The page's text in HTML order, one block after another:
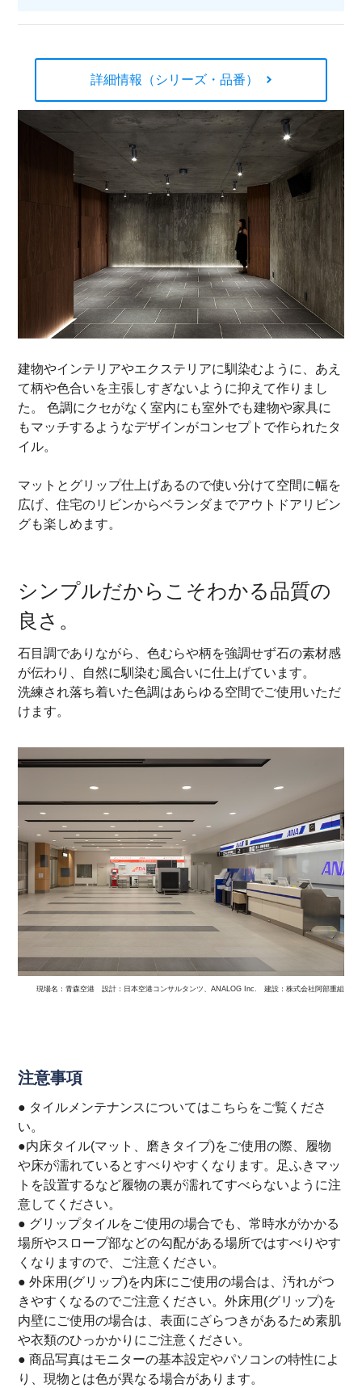
詳細情報（シリーズ・品番）
建物やインテリアやエクステリアに馴染むように、あえ
て柄や色合いを主張しすぎないように抑えて作りまし
た。 色調にクセがなく室内にも室外でも建物や家具に
もマッチするようなデザインがコンセプトで作られたタ
イル。
マットとグリップ仕上げあるので使い分けて空間に幅を
広げ、住宅のリビンからベランダまでアウトドアリビン
グも楽しめます。
シンプルだからこそわかる品質の
良さ。
石目調でありながら、色むらや柄を強調せず石の素材感
が伝わり、自然に馴染む風合いに仕上げています。
洗練され落ち着いた色調はあらゆる空間でご使用いただ
けます。
現場名：青森空港 設計：日本空港コンサルタンツ、ANALOG Inc. 建設：株式会社阿部重組
注意事項
● タイルメンテナンスについてはこちら をご覧くださ
い。
●内床タイル(マット、磨きタイプ)をご使用の際、履物
や床が濡れているとすべりやすくなります。足ふきマッ
トを設置するなど履物の裏が濡れてすべらないように注
意してください。
● グリップタイルをご使用の場合でも、常時水がかかる
場所やスロープ部などの勾配がある場所ではすべりやす
くなりますので、ご注意ください。
● 外床用(グリップ)を内床にご使用の場合は、汚れがつ
きやすくなるのでご注意ください。外床用(グリップ)を
内壁にご使用の場合は、表面にざらつきがあるため素肌
や衣類のひっかかりにご注意ください。
● 商品写真はモニターの基本設定やパソコンの特性によ
り、現物とは色が異なる場合があります。